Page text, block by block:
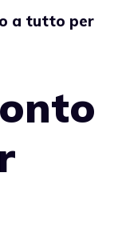
a tutto per